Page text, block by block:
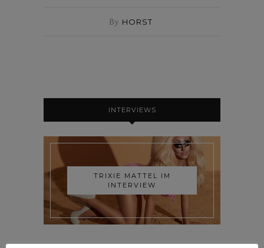
By HORST
INTERVIEWS
TRIXIE MATTEL IM
INTERVIEW